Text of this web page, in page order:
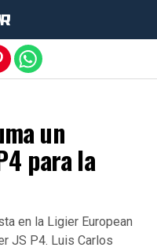
un
para la
en la Ligier European
JS P4. Luis Carlos
móvil